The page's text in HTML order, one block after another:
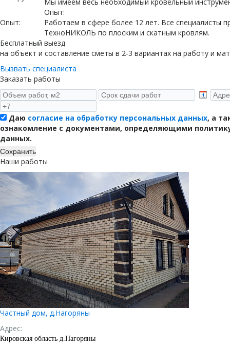
Опыт:
Опыт:
Работаем в сфере более 12 лет. Все специалисты
ТехноНИКОЛЬ по плоским и скатным кровлям.
Бесплатный выезд
на объект и составление сметы в 2-3 вариантах на работу и
Вызвать специалиста
Заказать работы
Даю согласие на обработку персональных данных, а
ознакомление с документами, определяющими
данных.
Наши работы
Частный дом, д.Нагоряны
Адрес:
Кировская область д.Нагоряны